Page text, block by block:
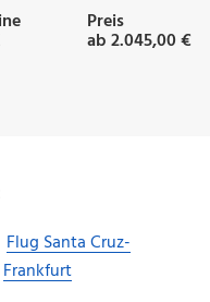
Preis
ab 2.045,00 €
Flug Santa Cruz-
Frankfurt